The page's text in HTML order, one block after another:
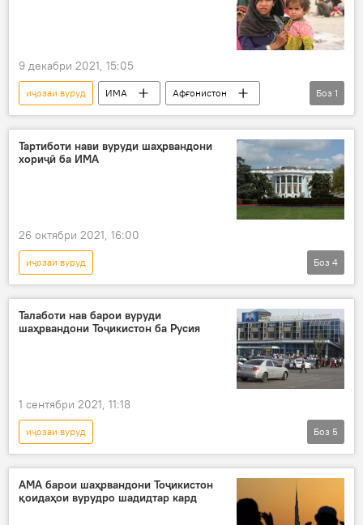
9 декабри 2021, 15:05
иҷозаи вуруд ИМА
Афғонистон
низомиёни афғон
Боз 1
Тартиботи нави вуруди шаҳрвандони
хориҷӣ ба ИМА
26 октябри 2021, 16:00
иҷозаи вуруд
Коронавирус дар Русия ва ҷаҳон: охирин хабару гузоришҳо
ИМА
вуруд
Боз 4
Талаботи нав барои вуруди
шаҳрвандони Тоҷикистон ба Русия
1 сентябри 2021, 11:18
иҷозаи вуруд
Парвозҳои миёни Русия ва Тоҷикистон: хабарҳои охирин
Муҳоҷират
Нақлиёт
Дар Русия
коронавирус
Боз 5
АМА барои шаҳрвандони Тоҷикистон
қоидаҳои вурудро шадидтар кард